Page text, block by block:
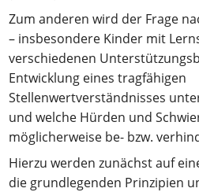
Zum anderen wird der Frage
– insbesondere Kinder mit
verschiedenen
Entwicklung eines tragfähigen
Stellenwertverständnisses
und welche Hürden und
möglicherweise be- bzw.
Hierzu werden zunächst auf
die grundlegenden Prinzipien